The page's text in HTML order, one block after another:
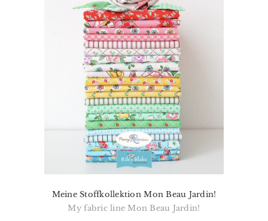
Meine Stoffkollektion Mon Beau Jardin!
My fabric line Mon Beau Jardin!